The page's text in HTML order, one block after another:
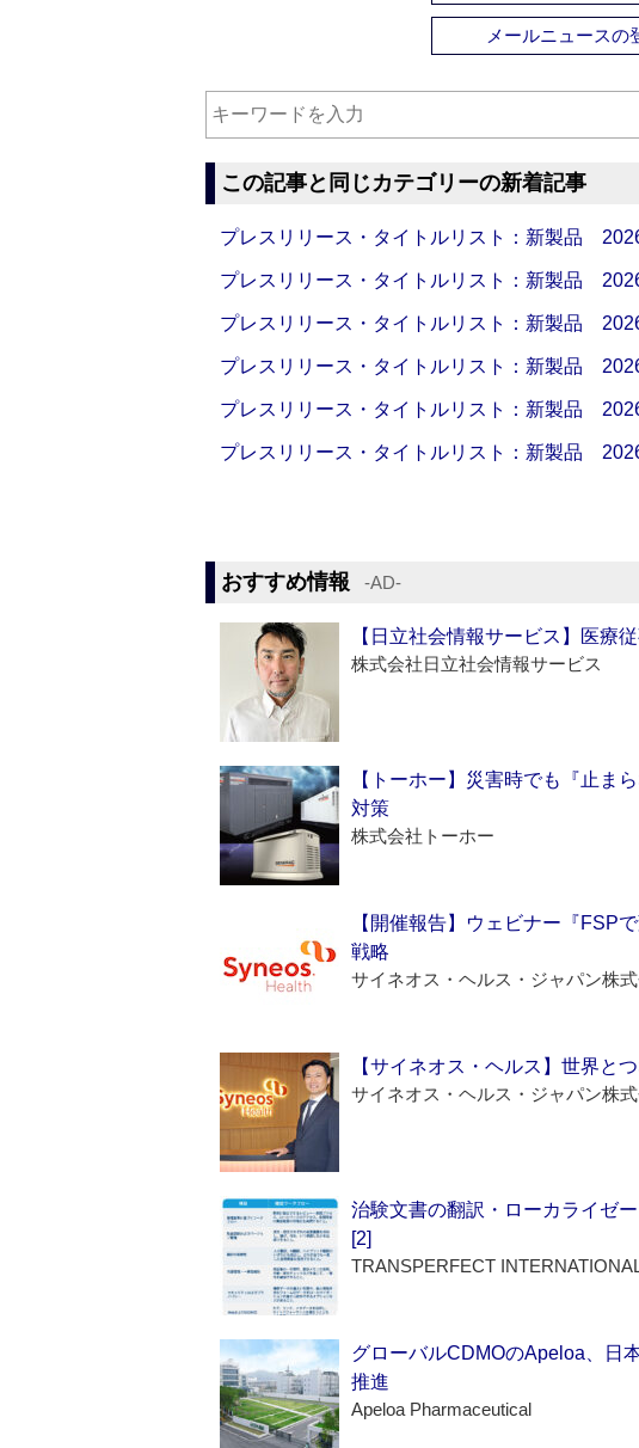
メールニュースの
この記事と同じカテゴリーの新着記事
プレスリリース・タイトルリスト：新製品
プレスリリース・タイトルリスト：新製品
プレスリリース・タイトルリスト：新製品
プレスリリース・タイトルリスト：新製品
プレスリリース・タイトルリスト：新製品
プレスリリース・タイトルリスト：新製品
おすすめ情報 ‐AD‐
【日立社会情報サービス】医療
株式会社日立社会情報サービス
【トーホー】災害時でも『止
対策
株式会社トーホー
【開催報告】ウェビナー『FSP
戦略
サイネオス・ヘルス・ジャパン株
【サイネオス・ヘルス】世界と
サイネオス・ヘルス・ジャパン株
治験文書の翻訳・ローカライゼ
[2]
TRANSPERFECT
グローバルCDMOのApeloa、日
推進
Apeloa Pharmaceutical